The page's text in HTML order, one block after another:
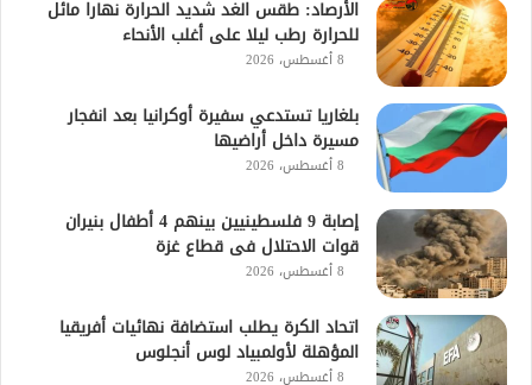
الأرصاد: طقس الغد شديد الحرارة نهارا مائل
للحرارة رطب ليلا على أغلب الأنحاء
8 أغسطس، 2026
بلغاريا تستدعي سفيرة أوكرانيا بعد انفجار
مسيرة داخل أراضيها
8 أغسطس، 2026
إصابة 9 فلسطينيين بينهم 4 أطفال بنيران
قوات الاحتلال فى قطاع غزة
8 أغسطس، 2026
اتحاد الكرة يطلب استضافة نهائيات أفريقيا
المؤهلة لأولمبياد لوس أنجلوس
8 أغسطس، 2026